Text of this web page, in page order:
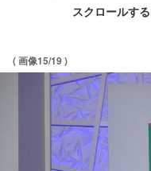
スクロールす
( 画像15/19 )